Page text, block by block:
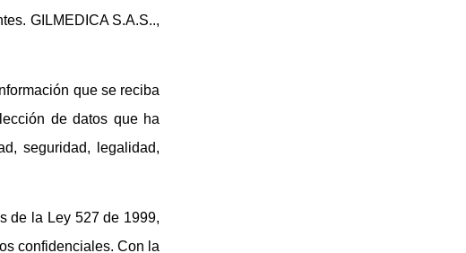
GILMEDICA S.A.S..,
que se reciba
de datos que ha
seguridad, legalidad,
de la Ley 527 de 1999,
confidenciales. Con la